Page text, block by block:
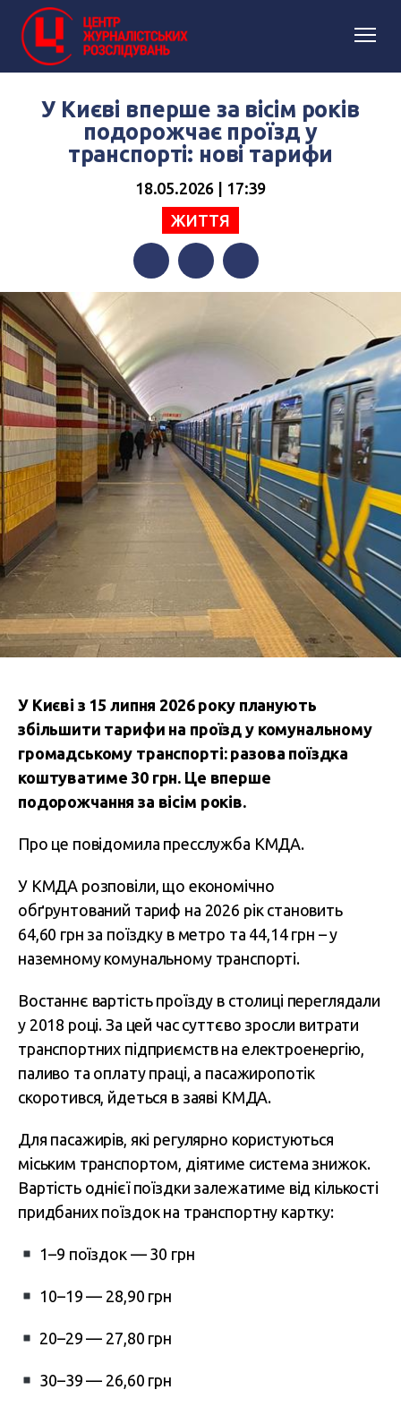
У Києві вперше за вісім років
подорожчає проїзд у
транспорті: нові тарифи
18.05.2026 | 17:39
ЖИТТЯ
FacebookTwitterTelegram
У Києві з 15 липня 2026 року планують
збільшити тарифи на проїзд у комунальному
громадському транспорті: разова поїздка
коштуватиме 30 грн. Це вперше
подорожчання за вісім років.
Про це повідомила пресслужба КМДА.
У КМДА розповіли, що економічно
обґрунтований тариф на 2026 рік становить
64,60 грн за поїздку в метро та 44,14 грн – у
наземному комунальному транспорті.
Востаннє вартість проїзду в столиці переглядали
у 2018 році. За цей час суттєво зросли витрати
транспортних підприємств на електроенергію,
паливо та оплату праці, а пасажиропотік
скоротився, йдеться в заяві КМДА.
Для пасажирів, які регулярно користуються
міським транспортом, діятиме система знижок.
Вартість однієї поїздки залежатиме від кількості
придбаних поїздок на транспортну картку:
1–9 поїздок — 30 грн
10–19 — 28,90 грн
20–29 — 27,80 грн
30–39 — 26,60 грн